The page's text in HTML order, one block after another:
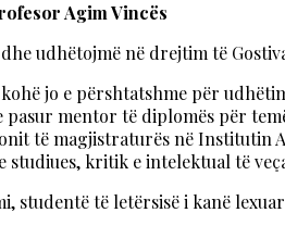
Agim Vincës
udhëtojmë në drejtim të
jo e përshtatshme për
pasur mentor të diplomës për
të magjistraturës në
kritik e intelektual të
studentë të letërsisë i kanë